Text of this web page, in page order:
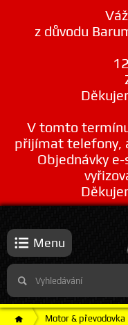
z důvodu
V tomto
přijímat telefony,
Objednávky
Menu
Motor & převodovka